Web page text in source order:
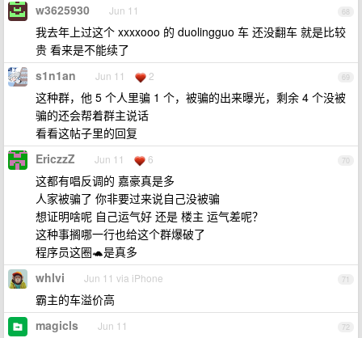
68
w3625930 Jun 11
我去年上过这个 xxxxooo 的 duolingguo 车 还没翻车 就是比较
贵 看来是不能续了
69
s1n1an Jun 11 2
这种群，他 5 个人里骗 1 个，被骗的出来曝光，剩余 4 个没被
骗的还会帮着群主说话
看看这帖子里的回复
70
EriczzZ Jun 11 6
这都有唱反调的 嘉豪真是多
人家被骗了 你非要过来说自己没被骗
想证明啥呢 自己运气好 还是 楼主 运气差呢？
这种事搁哪一行也给这个群爆破了
程序员这圈🐢是真多
71
whlvi Jun 11 via iPhone
霸主的车溢价高
72
magicls Jun 11